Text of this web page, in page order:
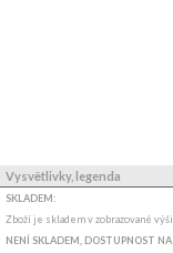
Vysvětlivky, legenda
SKLADEM:
Zboží je skladem v zobrazované
NENÍ SKLADEM, DOSTUPNOST